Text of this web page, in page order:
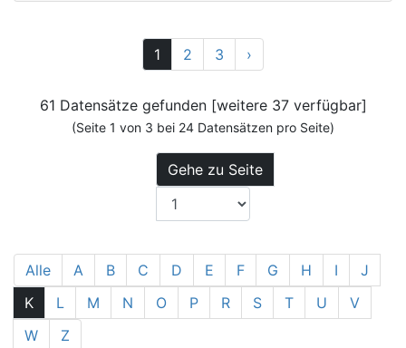
1 2 3 ›
61 Datensätze gefunden [weitere 37 verfügbar]
(Seite 1 von 3 bei 24 Datensätzen pro Seite)
Gehe zu Seite
Alle A B C D E F G H I
J
K
L M N O P R S T U
V
W
Z